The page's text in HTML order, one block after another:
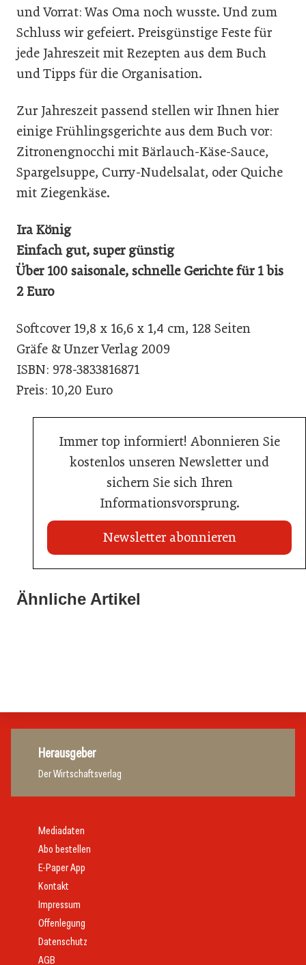
und Vorrat: Was Oma noch wusste. Und zum
Schluss wir gefeiert. Preisgünstige Feste für
jede Jahreszeit mit Rezepten aus dem Buch
und Tipps für die Organisation.
Zur Jahreszeit passend stellen wir Ihnen hier
einige Frühlingsgerichte aus dem Buch vor:
Zitronengnocchi mit Bärlauch-Käse-Sauce,
Spargelsuppe, Curry-Nudelsalat, oder Quiche
mit Ziegenkäse.
Ira König
Einfach gut, super günstig
Über 100 saisonale, schnelle Gerichte für 1 bis
2 Euro
Softcover 19,8 x 16,6 x 1,4 cm, 128 Seiten
Gräfe & Unzer Verlag 2009
ISBN: 978-3833816871
Preis: 10,20 Euro
Immer top informiert! Abonnieren Sie
kostenlos unseren Newsletter und
sichern Sie sich Ihren
Informationsvorsprung.
Newsletter abonnieren
Ähnliche Artikel
20. Juli 2026
Radisson ersetzt Bestpreisgarantie durch
Herausgeber
Der Wirtschaftsverlag
Mediadaten
Abo bestellen
E-Paper App
Kontakt
Impressum
Offenlegung
Datenschutz
AGB